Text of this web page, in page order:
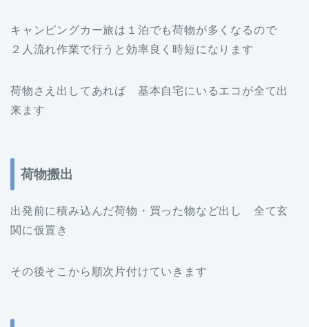
キャンピングカー旅は１泊でも荷物が多くなるので
２人流れ作業で行うと効率良く時短になります
荷物さえ出してあれば 基本自宅にいるエコが全て出
来ます
荷物搬出
出発前に積み込んだ荷物・買った物など出し 全て玄
関に仮置き
その後そこから順次片付けていきます